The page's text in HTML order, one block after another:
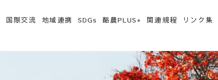
国際交流 地域連携 SDGs 酪農PLUS+ 関連規程 リンク集